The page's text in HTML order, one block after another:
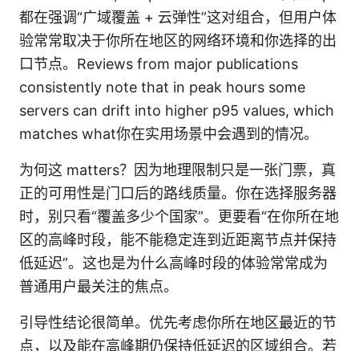
都在强调“广域覆盖 + 云弹性”这对组合，但用户体
验常常取决于你所在地区的网络环境和你选择的出
口节点。Reviews from major publications
consistently note that in peak hours some
servers can drift into higher p95 values, which
matches what你在实用场景中会遇到的情况。
为何这 matters？因为地理限制只是一张门票，真
正的可用性是门口后的路线质量。你在选择服务器
时，别只看“覆盖多少个国家”。更要看“在你所在地
区的高峰时段，能不能稳定连到近距离节点并保持
低延迟”。这也是为什么高峰时段的体验常常成为
普通用户最关注的焦点。
引导性结论很简单。优先考虑你所在地区最近的节
点，以及能在高峰期仍保持低延迟的区域组合。若